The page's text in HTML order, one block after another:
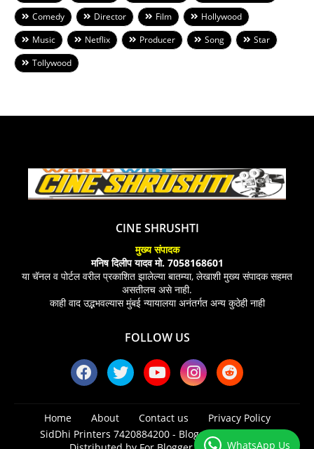
Comedy
Director Film
Hollywood
Music
Netflix Producer Song
Star
Tollywood
CINE SHRUSHTI
मुख्य संपादक
मनिष दिलीप यादव मो. 7058168601
या चॅनल व पोर्टल वरील प्रकाशित झालेल्या बातम्या, लेखाशी मुख्य संपादक सहमत
असतीलच असे नाही.
काही वाद उद्भभवल्यास मुंबई न्यायालया अनंतर्गत अन्य कुठेही नाही
FOLLOW US
Home About Contact us
Privacy Policy
SidDhi Printers 7420884200 - Blogger Templates|
WhatsApp Us